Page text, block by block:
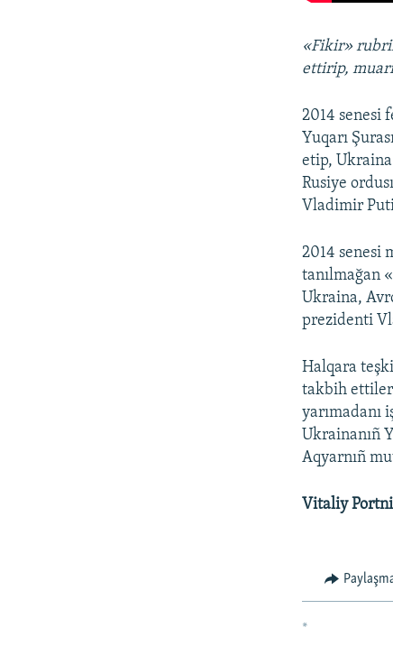
«Fikir»
ettirip,
2014 senesi
Yuqarı
etip,
Rusiye
Vladimir
2014 senesi
tanılmağan
Ukraina,
prezidenti
Halqara
takbih
Ukrainanıñ
Aqyarnıñ
Vitaliy
*